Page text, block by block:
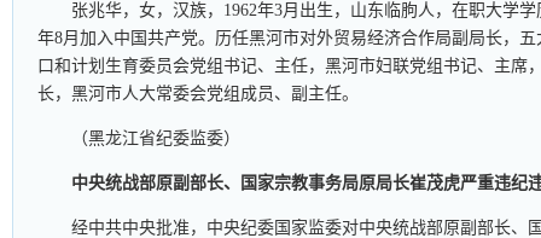
张兆华，女，汉族，1962年3月出生，山东临朐人，在职大学学
年8月加入中国共产党。历任黑河市对外贸易经济合作局副局长，
口和计划生育委员会党组书记、主任，黑河市妇联党组书记、主席
长，黑河市人大常委会党组成员、副主任。
（黑龙江省纪委监委）
中央统战部原副部长、国家宗教事务局原局长崔茂虎严重违纪
经中共中央批准，中央纪委国家监委对中央统战部原副部长、